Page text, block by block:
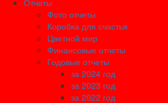
Отчеты
Фото отчеты
Коробка для счастья
Цветной мир
Финансовые отчеты
Годовые отчеты
за 2024 год
за 2023 год
за 2022 год